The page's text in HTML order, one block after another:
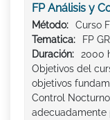
FP Análisis y
Método:
Curso
Tematica:
FP
Duración:
2000
Objetivos del
objetivos
Control
adecuadamente